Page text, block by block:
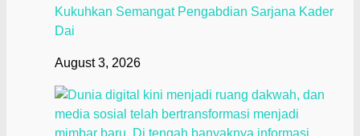
Kukuhkan Semangat Pengabdian Sarjana Kader
Dai
August 3, 2026